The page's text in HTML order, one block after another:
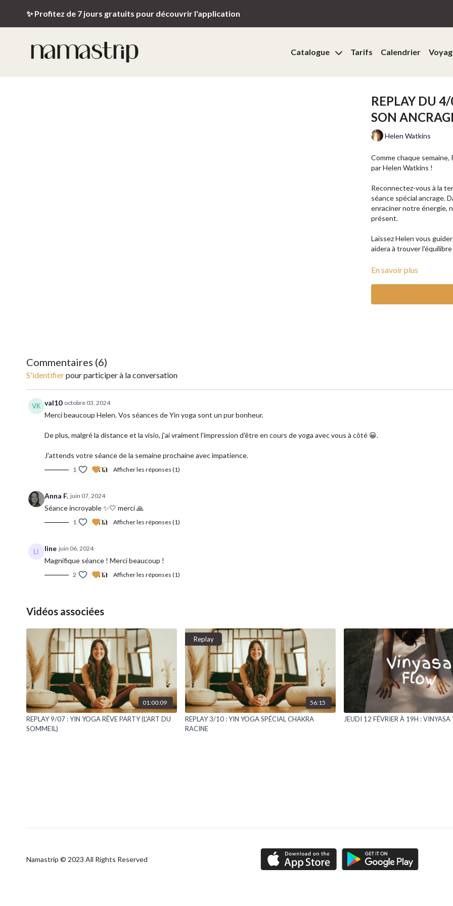
✨ Profitez de 7 jours gratuits pour découvrir l'application
Catalogue Tarifs Calendrier
REPLAY DU
SON
Helen Watkins
Comme chaque
par Helen Watkins !
Reconnectez-vous à la
séance spécial ancrage.
enraciner notre énergie,
présent.
Laissez Helen vous
aidera à trouver
Replay disponible le
✓ Eh surtout, prendre
En savoir plus
Commentaires (6)
S'identifierpour participer à la conversation
val10 octobre 03, 2024
Merci beaucoup Helen. Vos séances de Yin yoga sont un pur bonheur.
De plus, malgré la distance et la visio, j'ai vraiment l'impression d'être en cours de yoga avec vous à côté 😀.
J'attends votre séance de la semaine prochaine avec impatience.
1 Afficher les réponses (1)
Anna F. juin 07, 2024
Séance incroyable ✨🤍 merci 🙏
1 Afficher les réponses (1)
line juin 06, 2024
Magnifique séance ! Merci beaucoup !
2 Afficher les réponses (1)
Vidéos associées
01:00:09
REPLAY 9/07 : YIN YOGA RÊVE PARTY (L'ART DU
SOMMEIL)
Replay
56:15
REPLAY 3/10 : YIN YOGA SPÉCIAL CHAKRA
RACINE
JEUDI 12 FÉVRIER À 19H : VINYASA
Namastrip © 2023 All Rights Reserved